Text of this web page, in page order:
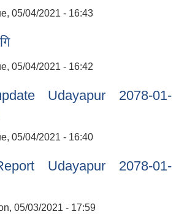
05/04/2021 - 16:43
05/04/2021 - 16:42
Udayapur 2078-01-
05/04/2021 - 16:40
pm
Udayapur 2078-01-
05/03/2021 - 17:59